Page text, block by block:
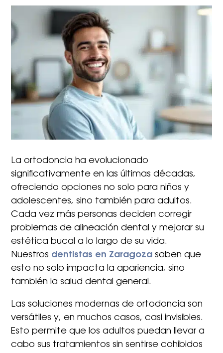
La ortodoncia ha evolucionado
significativamente en las últimas décadas,
ofreciendo opciones no solo para niños y
adolescentes, sino también para adultos.
Cada vez más personas deciden corregir
problemas de alineación dental y mejorar su
estética bucal a lo largo de su vida.
Nuestros dentistas en Zaragoza saben que
esto no solo impacta la apariencia, sino
también la salud dental general.
Las soluciones modernas de ortodoncia son
versátiles y, en muchos casos, casi invisibles.
Esto permite que los adultos puedan llevar a
cabo sus tratamientos sin sentirse cohibidos